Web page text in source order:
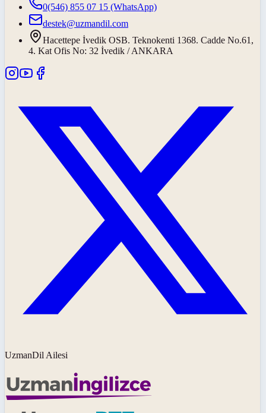
0(546) 855 07 15 (WhatsApp)
destek@uzmandil.com
Hacettepe İvedik OSB. Teknokenti 1368. Cadde No.61,
4. Kat Ofis No: 32 İvedik / ANKARA
UzmanDil Ailesi